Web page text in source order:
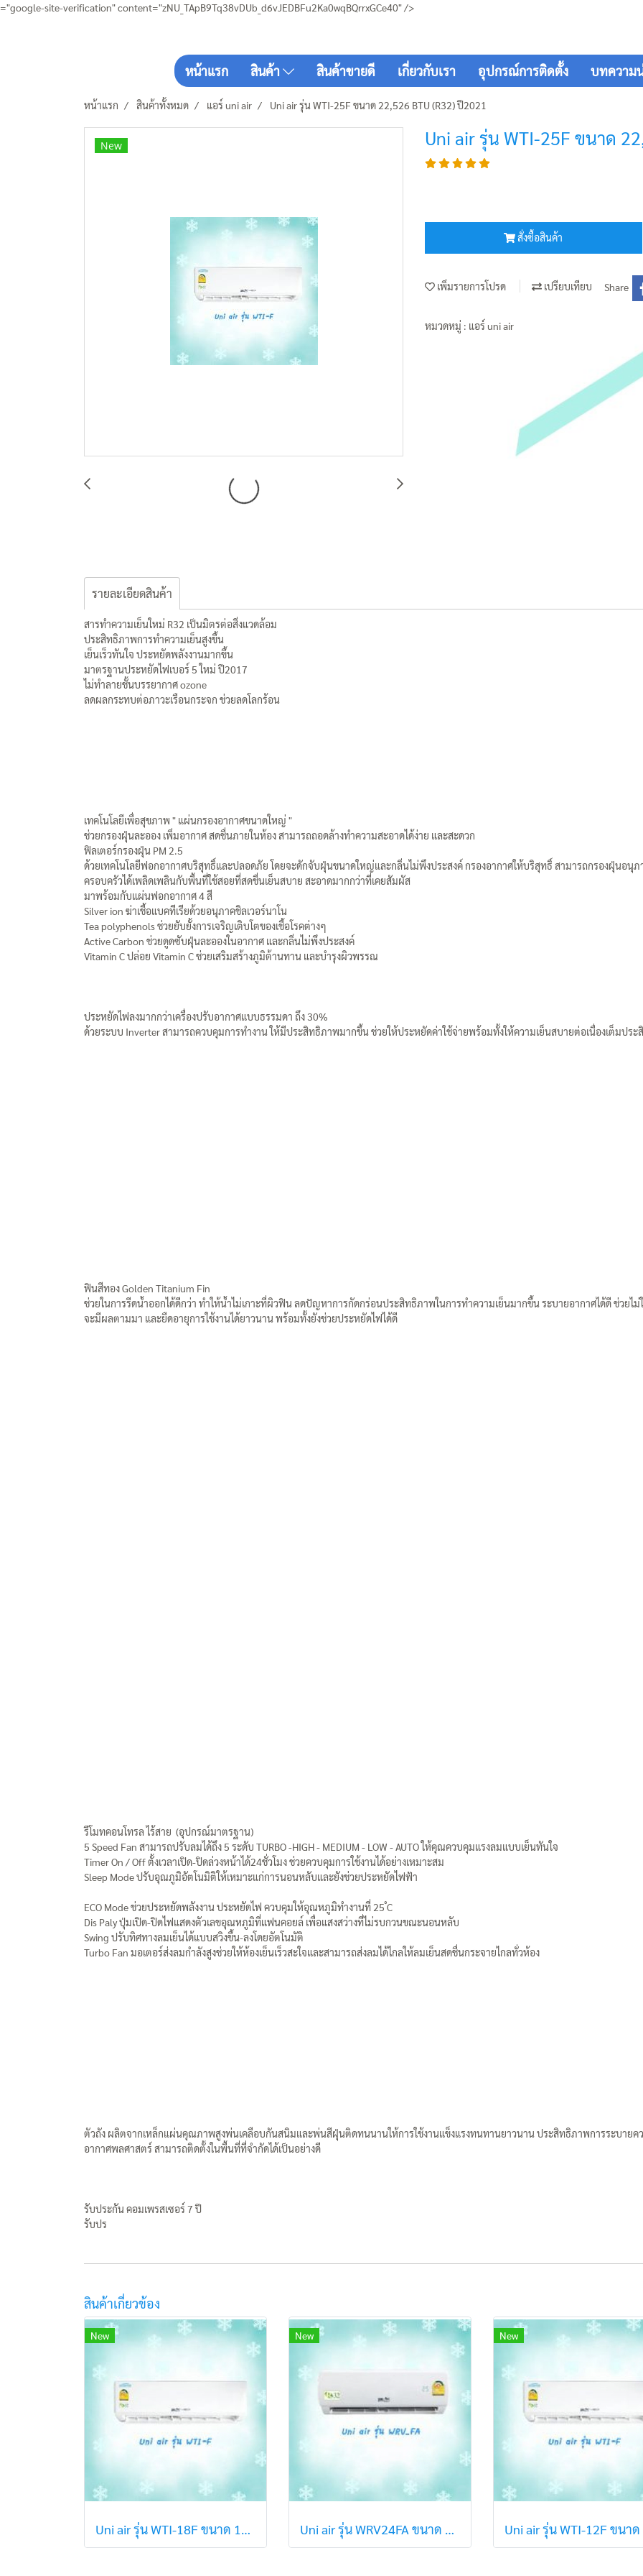
="google-site-verification" content="zNU_TApB9Tq38vDUb_d6vJEDBFu2Ka0wqBQrrxGCe40" />
หน้าแรก สินค้า สินค้าขายดี เกี่ยวกับเรา อุปกรณ์การติดตั้ง บทความ
หน้าแรก สินค้าทั้งหมด แอร์ uni air Uni air รุ่น WTI-25F ขนาด 22,526 BTU (R32) ปี2021
New Uni air รุ่น WTI-25F ขนาด
สั่งซื้อสินค้า
เพิ่มรายการโปรด เปรียบเทียบ Share
หมวดหมู่ : แอร์ uni air
รายละเอียดสินค้า
สารทำความเย็นใหม่ R32 เป็นมิตรต่อสิ่งแวดล้อม
ประสิทธิภาพการทำความเย็นสูงขึ้น
เย็นเร็วทันใจ ประหยัดพลังงานมากขึ้น
มาตรฐานประหยัดไฟเบอร์ 5 ใหม่ ปี2017
ไม่ทำลายชั้นบรรยากาศ ozone
ลดผลกระทบต่อภาวะเรือนกระจก ช่วยลดโลกร้อน
เทคโนโลยีเพื่อสุขภาพ " แผ่นกรองอากาศขนาดใหญ่ "
ช่วยกรองฝุ่นละออง เพิ่มอากาศ สดชื่นภายในห้อง สามารถถอดล้างทำความสะอาดได้ง่าย และสะดวก
ฟิลเตอร์กรองฝุ่น PM 2.5
ด้วยเทคโนโลยีฟอกอากาศบริสุทธิ์และปลอดภัย โดยจะดักจับฝุ่นขนาดใหญ่และกลิ่นไม่พึงประสงค์ กรองอากาศให้บริสุทธิ์ สามารถกรองฝุ่นอนุ
ครอบครัวได้เพลิดเพลินกับพื้นที่ใช้สอยที่สดชื่นเย็นสบาย สะอาดมากกว่าที่เคยสัมผัส
มาพร้อมกับแผ่นฟอกอากาศ 4 สี
Silver ion ฆ่าเชื้อแบคทีเรียด้วยอนุภาคชิลเวอร์นาโน
Tea polyphenols ช่วยยับยั้งการเจริญเติบโตของเชื้อโรคต่างๆ
Active Carbon ช่วยดูดซับฝุ่นละอองในอากาศ และกลิ่นไม่พึงประสงค์
Vitamin C ปล่อย Vitamin C ช่วยเสริมสร้างภูมิต้านทาน และบำรุงผิวพรรณ
ประหยัดไฟลงมากกว่าเครื่องปรับอากาศแบบธรรมดา ถึง 30%
ด้วยระบบ Inverter สามารถควบคุมการทำงาน ให้มีประสิทธิภาพมากขึ้น ช่วยให้ประหยัดค่าใช้จ่ายพร้อมทั้งให้ความเย็นสบายต่อเนื่องเต็มปร
ฟินสีทอง Golden Titanium Fin
ช่วยในการรีดน้ำออกได้ดีกว่า ทำให้น้ำไม่เกาะที่ผิวฟิน ลดปัญหาการกัดกร่อนประสิทธิภาพในการทำความเย็นมากขึ้น ระบายอากาศได้ดี ช่วย
จะมีผลตามมา และยืดอายุการใช้งานได้ยาวนาน พร้อมทั้งยังช่วยประหยัดไฟได้ดี
รีโมทคอนโทรล ไร้สาย (อุปกรณ์มาตรฐาน)
5 Speed Fan สามารถปรับลมได้ถึง 5 ระดับ TURBO -HIGH - MEDIUM - LOW - AUTO ให้คุณควบคุมแรงลมแบบเย็นทันใจ
Timer On / Off ตั้งเวลาเปิด-ปิดล่วงหน้าได้24ชั่วโมง ช่วยควบคุมการใช้งานได้อย่างเหมาะสม
Sleep Mode ปรับอุณภูมิอัตโนมิติให้เหมาะแก่การนอนหลับและยังช่วยประหยัดไฟฟ้า
ECO Mode ช่วยประหยัดพลังงาน ประหยัดไฟ ควบคุมให้อุณหภูมิทำงานที่ 25 ํC
Dis Paly ปุ่มเปิด-ปิดไฟแสดงตัวเลขอุณหภูมิที่แฟนคอยล์ เพื่อแสงสว่างที่ไม่รบกวนขณะนอนหลับ
Swing ปรับทิศทางลมเย็นได้แบบสวิงขึ้น-ลงโดยอัตโนมัติ
Turbo Fan มอเตอร์ส่งลมกำลังสูงช่วยให้ห้องเย็นเร็วสะใจและสามารถส่งลมได้ไกลให้ลมเย็นสดชื่นกระจายไกลทั่วห้อง
ตัวถัง ผลิตจากเหล็กแผ่นคุณภาพสูงพ่นเคลือบกันสนิมและพ่นสีฝุ่นติดทนนานให้การใช้งานแข็งแรงทนทานยาวนาน ประสิทธิภาพการระบาย
อากาศพลศาสตร์ สามารถติดตั้งในพื้นที่ที่จำกัดได้เป็นอย่างดี
รับประกัน คอมเพรสเซอร์ 7 ปี
รับปร
สินค้าเกี่ยวข้อง
New
Uni air รุ่น WTI-18F ขนาด 18,136 BTU (R32) ปี2021
New
Uni air รุ่น WRV24FA ขนาด 24,062 BTU (R32) ปี2021
New